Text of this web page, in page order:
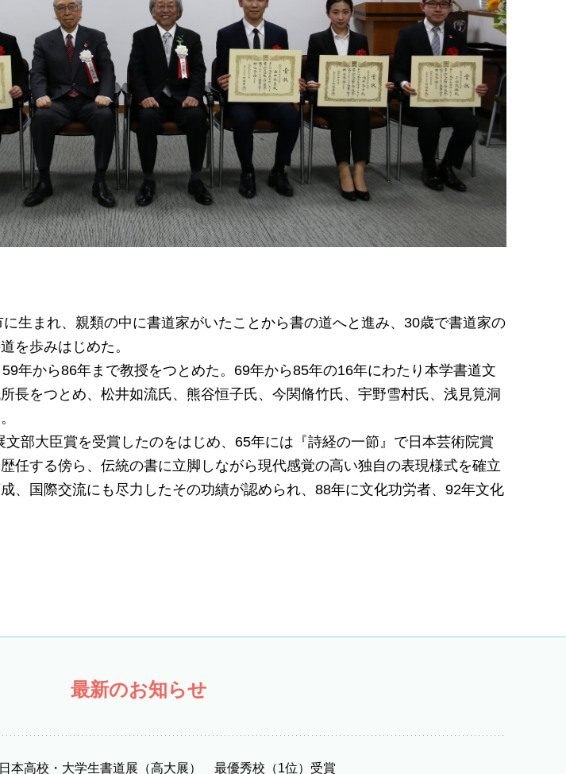
生まれ、親類の中に書道家がいたことから書の道へと進み、30歳で書道家の
を歩みはじめた。
年から86年まで教授をつとめた。69年から85年の16年にわたり本学書道文
長をつとめ、松井如流氏、熊谷恒子氏、今関脩竹氏、宇野雪村氏、浅見筧洞
部大臣賞を受賞したのをはじめ、65年には『詩経の一節』で日本芸術院賞
任する傍ら、伝統の書に立脚しながら現代感覚の高い独自の表現様式を確立
、国際交流にも尽力したその功績が認められ、88年に文化功労者、92年文化
最新のお知らせ
日本高校・大学生書道展（高大展） 最優秀校（1位）受賞